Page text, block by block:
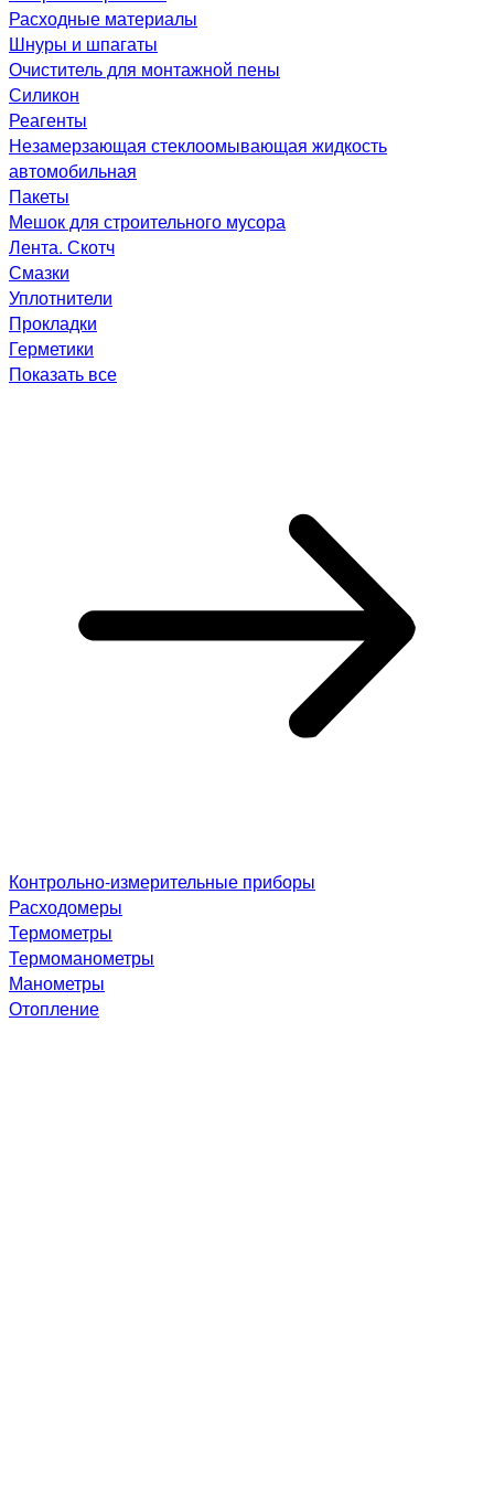
Расходные материалы
Шнуры и шпагаты
Очиститель для монтажной пены
Силикон
Реагенты
Незамерзающая стеклоомывающая жидкость
автомобильная
Пакеты
Мешок для строительного мусора
Лента. Скотч
Смазки
Уплотнители
Прокладки
Герметики
Показать все
Контрольно-измерительные приборы
Расходомеры
Термометры
Термоманометры
Манометры
Отопление